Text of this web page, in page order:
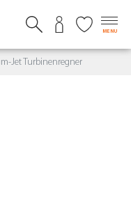
MENU
Jet Turbinenregner